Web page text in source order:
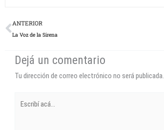
Prev
ANTERIOR
La Voz de la Sirena
Dejá un comentario
Tu dirección de correo electrónico no será publicada.
acá...